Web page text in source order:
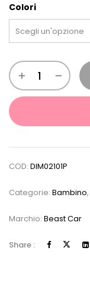
Colori
COD: DIM02101P
Categorie: Bambino,
Marchio: Beast Car
Share :